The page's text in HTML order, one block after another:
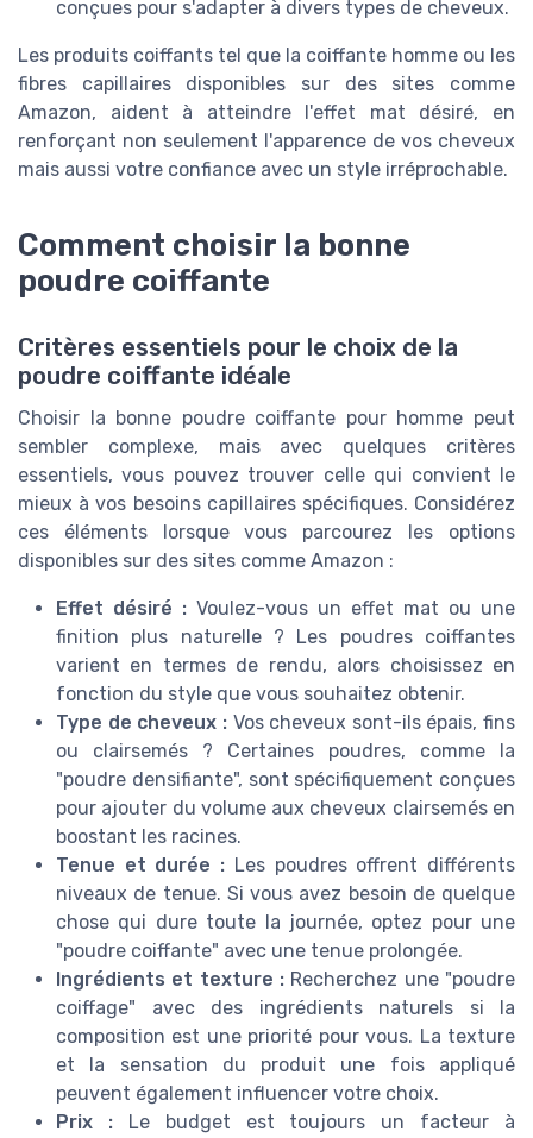
conçues pour s'adapter à divers types de cheveux.
Les produits coiffants tel que la coiffante homme ou les
fibres capillaires disponibles sur des sites comme
Amazon, aident à atteindre l'effet mat désiré, en
renforçant non seulement l'apparence de vos cheveux
mais aussi votre confiance avec un style irréprochable.
Comment choisir la bonne
poudre coiffante
Critères essentiels pour le choix de la
poudre coiffante idéale
Choisir la bonne poudre coiffante pour homme peut
sembler complexe, mais avec quelques critères
essentiels, vous pouvez trouver celle qui convient le
mieux à vos besoins capillaires spécifiques. Considérez
ces éléments lorsque vous parcourez les options
disponibles sur des sites comme Amazon :
Effet désiré : Voulez-vous un effet mat ou une
finition plus naturelle ? Les poudres coiffantes
varient en termes de rendu, alors choisissez en
fonction du style que vous souhaitez obtenir.
Type de cheveux :Vos cheveux sont-ils épais, fins
ou clairsemés ? Certaines poudres, comme la
"poudre densifiante", sont spécifiquement conçues
pour ajouter du volume aux cheveux clairsemés en
boostant les racines.
Tenue et durée : Les poudres offrent différents
niveaux de tenue. Si vous avez besoin de quelque
chose qui dure toute la journée, optez pour une
"poudre coiffante" avec une tenue prolongée.
Ingrédients et texture : Recherchez une "poudre
coiffage" avec des ingrédients naturels si la
composition est une priorité pour vous. La texture
et la sensation du produit une fois appliqué
peuvent également influencer votre choix.
Prix :Le budget est toujours un facteur à